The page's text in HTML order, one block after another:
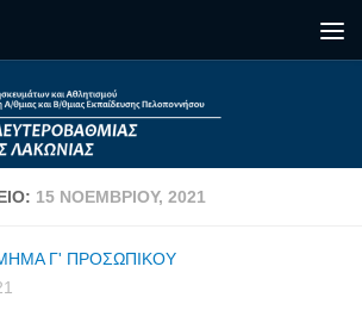
15 ΝΟΕΜΒΡΊΟΥ, 2021
Γ' ΠΡΟΣΩΠΙΚΟΎ